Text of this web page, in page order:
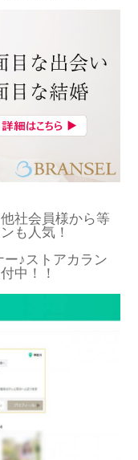
社会員様から等
も人気！
♪ストアカラン
中！！